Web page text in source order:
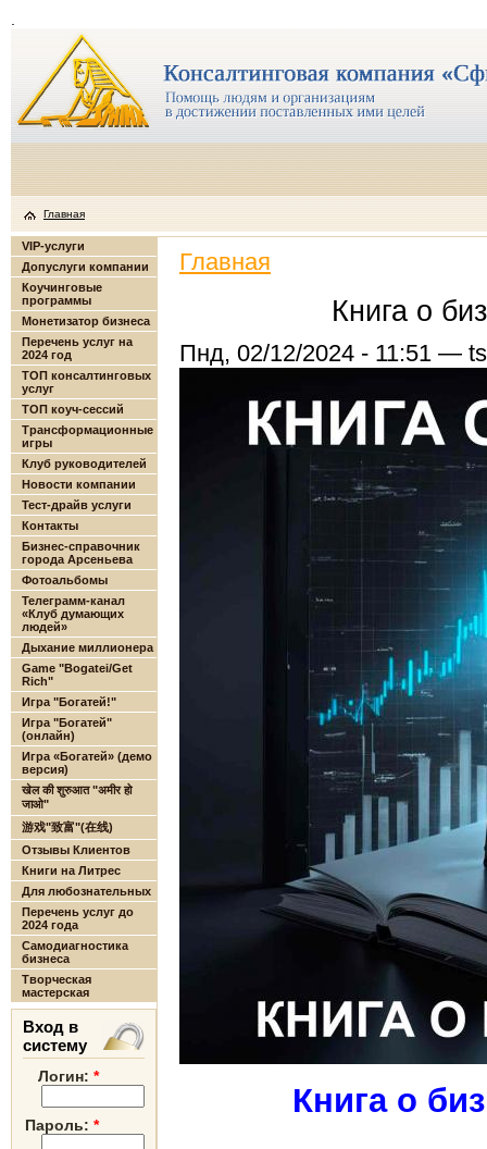
Главная
VIP-услуги
Допуслуги компании
Коучинговые
программы
Монетизатор бизнеса
Перечень услуг на
2024 год
ТОП консалтинговых
услуг
ТОП коуч-сессий
Трансформационные
игры
Клуб руководителей
Новости компании
Тест-драйв услуги
Контакты
Бизнес-справочник
города Арсеньева
Фотоальбомы
Телеграмм-канал
«Клуб думающих
людей»
Дыхание миллионера
Game "Bogatei/Get
Rich"
Игра "Богатей!"
Игра "Богатей"
(онлайн)
Игра «Богатей» (демо
версия)
खेल की शुरुआत "अमीर हो
जाओ"
游戏"致富"(在线)
Отзывы Клиентов
Книги на Литрес
Для любознательных
Перечень услуг до
2024 года
Самодиагностика
бизнеса
Творческая
мастерская
Вход в
систему
Логин: *
Пароль: *
Главная
Книга о
Пнд, 02/12/2024 - 11:51 —
Книга о